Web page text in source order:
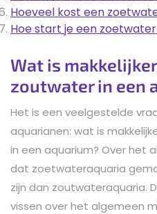
Hoeveel kost een
Hoe start je een
Wat is
zoutwater in een
Het is een veelgestelde
aquarianen: wat is
in een aquarium? Over het
dat zoetwateraquaria
zijn dan zoutwateraquaria.
vissen over het algemeen